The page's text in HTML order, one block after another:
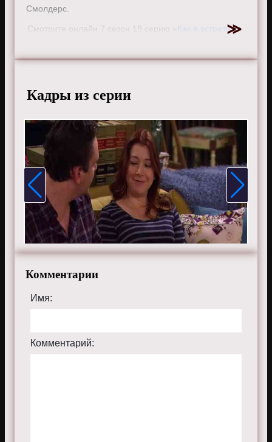
Смолдерс.
Смотрите онлайн 7 сезон 19 серию « Как я встретил
телефоне, планшете, пк или телевизоре на сайте
Кадры из серии
Комментарии
Имя:
Комментарий: